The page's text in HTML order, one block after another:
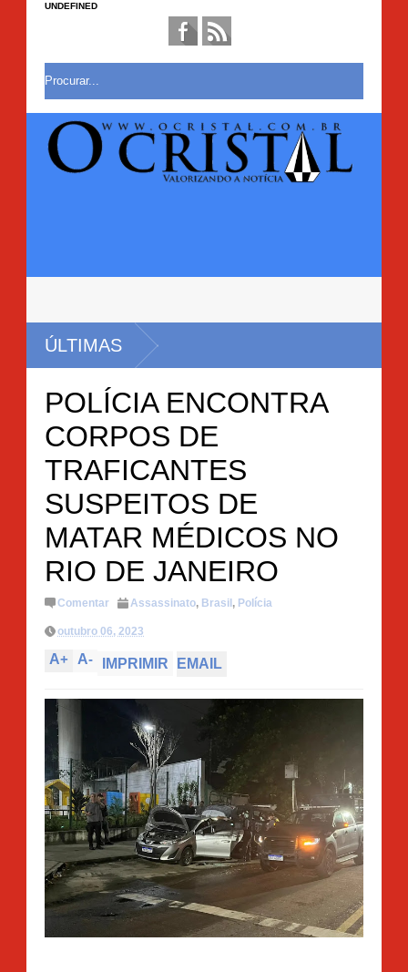
UNDEFINED
ÚLTIMAS
POLÍCIA ENCONTRA
CORPOS DE
TRAFICANTES
SUSPEITOS DE
MATAR MÉDICOS NO
RIO DE JANEIRO
Comentar Assassinato, Brasil, Polícia
outubro 06, 2023
A+ A- IMPRIMIR EMAIL